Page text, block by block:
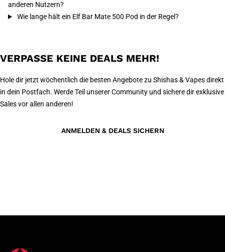
anderen Nutzern?
Wie lange hält ein Elf Bar Mate 500 Pod in der Regel?
VERPASSE KEINE DEALS MEHR!
Hole dir jetzt wöchentlich die besten Angebote zu Shishas & Vapes direkt
in dein Postfach. Werde Teil unserer Community und sichere dir exklusive
Sales vor allen anderen!
ANMELDEN & DEALS SICHERN